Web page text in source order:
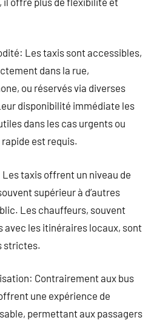
Les taxis sont accessibles,
dans la rue,
ou réservés via diverses
disponibilité immédiate les
dans les cas urgents ou
est requis.
taxis offrent un niveau de
supérieur à d’autres
Les chauffeurs, souvent
avec les itinéraires locaux, sont
strictes.
Contrairement aux bus
une expérience de
permettant aux passagers